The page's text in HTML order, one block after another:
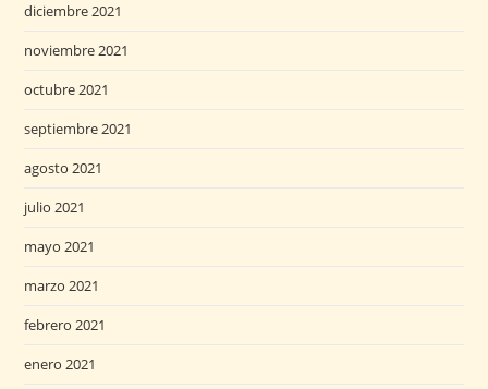
diciembre 2021
noviembre 2021
octubre 2021
septiembre 2021
agosto 2021
julio 2021
mayo 2021
marzo 2021
febrero 2021
enero 2021